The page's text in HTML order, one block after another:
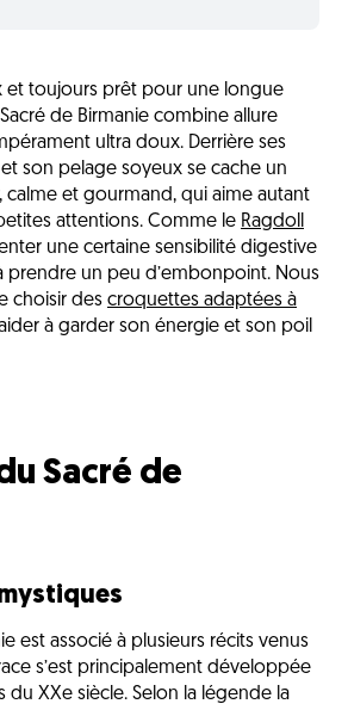
surveiller
ses croquettes
l'âge
à éviter
tranquilles et un poil de star
et toujours prêt pour une longue
de Birmanie combine allure
ultra doux. Derrière ses
son pelage soyeux se cache un
calme et gourmand, qui aime autant
attentions. Comme le Ragdoll
une certaine sensibilité digestive
prendre un peu d’embonpoint. Nous
choisir des croquettes adaptées à
à garder son énergie et son poil
Sacré de
est associé à plusieurs récits venus
s’est principalement développée
du XXe siècle. Selon la légende la